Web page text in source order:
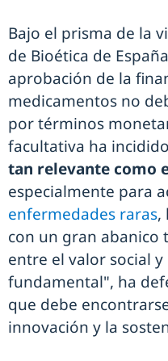
Bajo el prisma de la
de Bioética de
aprobación de la
medicamentos no
por términos
facultativa ha
tan relevante como
especialmente para
enfermedades raras,
con un gran abanico
entre el valor social
fundamental", ha
que debe
innovación y la